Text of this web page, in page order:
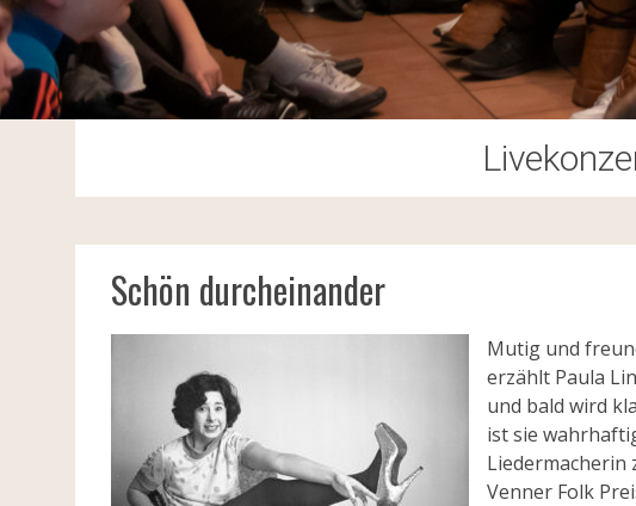
Schön durcheinander
Mutig und
erzählt Paula
und bald wird
ist sie
Liedermacherin
Venner Folk